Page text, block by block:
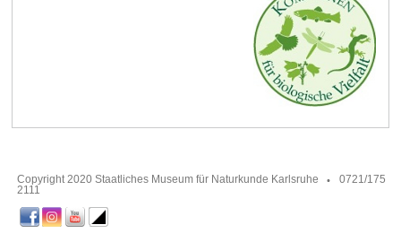
Copyright 2020 Staatliches Museum für Naturkunde Karlsruhe
0721/175
2111